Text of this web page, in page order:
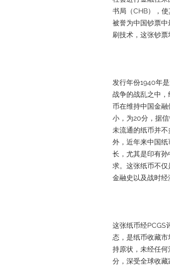
书局（CHB），
被誉为中国钞票
刷技术，这张钞票
发行年份1940年
战争的战乱之中
币在维持中国金
小，为20分，据
未流通的纸币并
外，近年来中国
长，尤其是印有
求。这张纸币不仅
金融史以及战时经
这张纸币经PCGS
态，是纸币收藏
持原状，未经任
分，深受全球收